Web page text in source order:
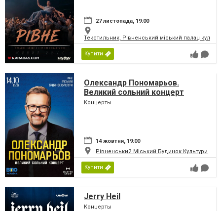
27 листопада, 19:00
Текстильник, Рівненський міський палац
Купити
Олександр Пономарьов.
Великий сольний концерт
Концерты
14 жовтня, 19:00
Рівненський Міський Будинок Культури
Купити
Jerry Heil
Концерты